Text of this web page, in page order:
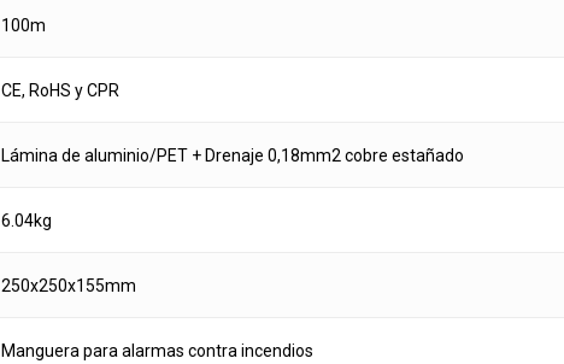
100m
CE, RoHS y CPR
Lámina de aluminio/PET + Drenaje 0,18mm2 cobre estañado
6.04kg
250x250x155mm
Manguera para alarmas contra incendios